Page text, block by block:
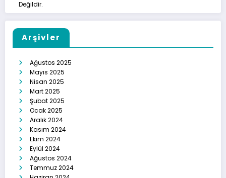
Değildir.
Arşivler
Ağustos 2025
Mayıs 2025
Nisan 2025
Mart 2025
Şubat 2025
Ocak 2025
Aralık 2024
Kasım 2024
Ekim 2024
Eylül 2024
Ağustos 2024
Temmuz 2024